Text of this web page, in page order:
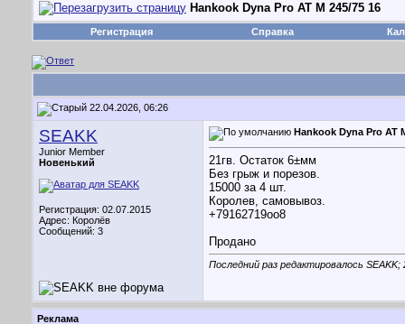
Hankook Dyna Pro AT M 245/75 16
Регистрация Справка
22.04.2026, 06:26
SEAKK
Junior Member
Новенький
Регистрация: 02.07.2015
Адрес: Королёв
Сообщений: 3
Hankook Dyna Pro AT
21гв. Остаток 6±мм
Без грыж и порезов.
15000 за 4 шт.
Королев, самовывоз.
+79162719оо8
Продано
Последний раз редактировалось SEAKK;
Реклама